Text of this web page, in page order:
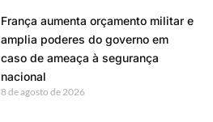
França aumenta orçamento militar e
amplia poderes do governo em
caso de ameaça à segurança
nacional
8 de agosto de 2026